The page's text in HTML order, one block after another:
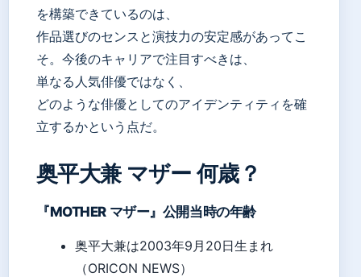
を構築できているのは、
作品選びのセンスと演技力の安定感があってこ
そ。今後のキャリアで注目すべきは、
単なる人気俳優ではなく、
どのような俳優としてのアイデンティティを確
立するかという点だ。
奥平大兼 マザー 何歳？
『MOTHER マザー』公開当時の年齢
奥平大兼は2003年9月20日生まれ
（ORICON NEWS）